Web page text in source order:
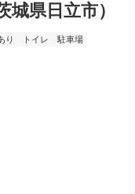
県日立市）
り トイレ 駐車場